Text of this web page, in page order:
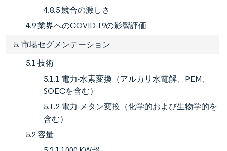
4.8.5 競合の激しさ
4.9 業界へのCOVID-19の影響評価
5. 市場セグメンテーション
5.1 技術
5.1.1 電力-水素変換（アルカリ水電解、PEM、
SOECを含む）
5.1.2 電力-メタン変換（化学的および生物学的を
含む）
5.2 容量